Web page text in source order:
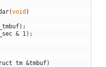
(void )
_tmbuf) ;
& 1) ;
tm &tmbuf)